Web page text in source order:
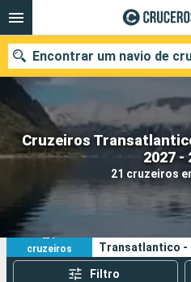
Cruzeiros
2027 -
21 cruzeiros
Encontrar um navio de
Quando ir?
Data de partida
Cidades
21
cruzeiros
Transatlantico -
Filtro